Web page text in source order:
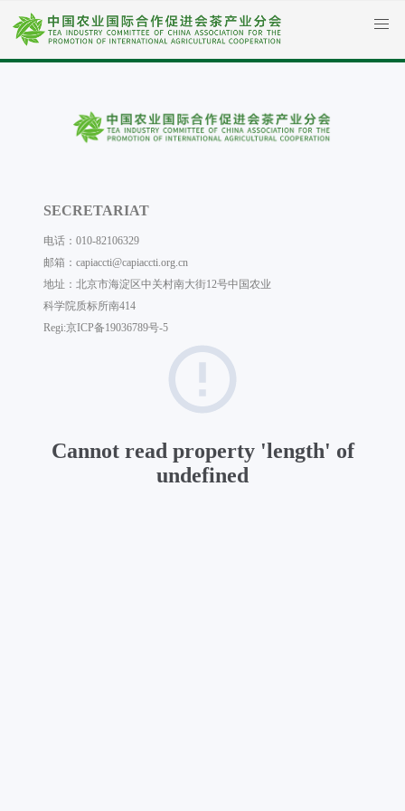
Cannot read property 'length' of
undefined
SECRETARIAT
电话：010-82106329
邮箱：capiaccti@capiaccti.org.cn
地址：北京市海淀区中关村南大街12号中国农业
科学院质标所南414
Regi:京ICP备19036789号-5